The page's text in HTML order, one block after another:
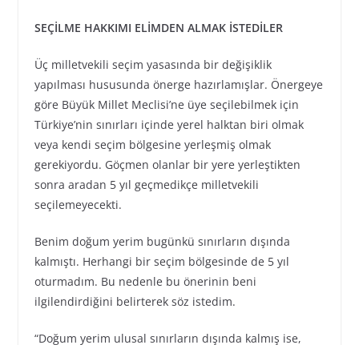
SEÇİLME HAKKIMI ELİMDEN ALMAK İSTEDİLER
Üç milletvekili seçim yasasında bir değişiklik
yapılması hususunda önerge hazırlamışlar. Önergeye
göre Büyük Millet Meclisi’ne üye seçilebilmek için
Türkiye’nin sınırları içinde yerel halktan biri olmak
veya kendi seçim bölgesine yerleşmiş olmak
gerekiyordu. Göçmen olanlar bir yere yerleştikten
sonra aradan 5 yıl geçmedikçe milletvekili
seçilemeyecekti.
Benim doğum yerim bugünkü sınırların dışında
kalmıştı. Herhangi bir seçim bölgesinde de 5 yıl
oturmadım. Bu nedenle bu önerinin beni
ilgilendirdiğini belirterek söz istedim.
“Doğum yerim ulusal sınırların dışında kalmış ise,